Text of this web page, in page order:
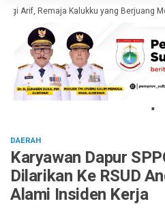
Arif, Remaja Kalukku yang Berjuang
"
DAERAH
Karyawan Dapur
Dilarikan Ke RSUD
Alami Insiden Kerja